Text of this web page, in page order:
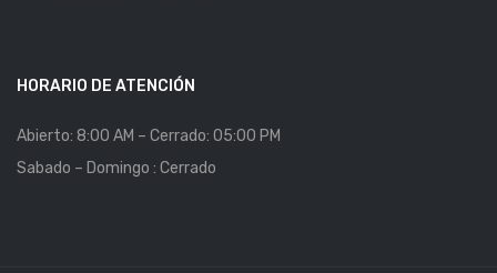
HORARIO DE ATENCIÓN
Abierto: 8:00 AM – Cerrado: 05:00 PM
Sabado – Domingo : Cerrado